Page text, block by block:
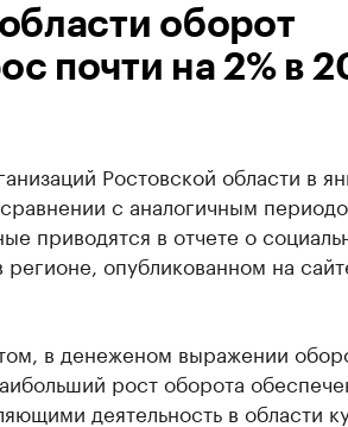
оборот
почти на 2% в
Ростовской области в
с аналогичным
приводятся в отчете о
опубликованном на
в денеженом выражении
рост оборота
деятельность в области